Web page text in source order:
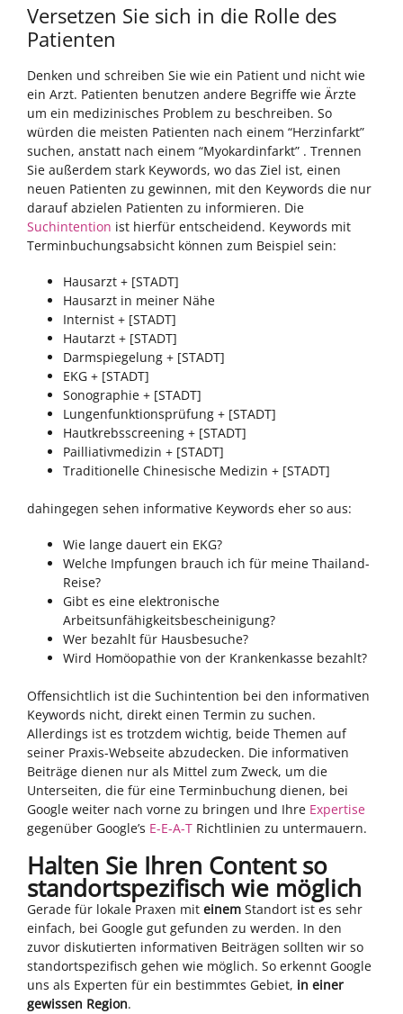
Versetzen Sie sich in die Rolle des
Patienten
Denken und schreiben Sie wie ein Patient und nicht wie
ein Arzt. Patienten benutzen andere Begriffe wie Ärzte
um ein medizinisches Problem zu beschreiben. So
würden die meisten Patienten nach einem “Herzinfarkt”
suchen, anstatt nach einem “Myokardinfarkt” . Trennen
Sie außerdem stark Keywords, wo das Ziel ist, einen
neuen Patienten zu gewinnen, mit den Keywords die nur
darauf abzielen Patienten zu informieren. Die
Suchintention ist hierfür entscheidend. Keywords mit
Terminbuchungsabsicht können zum Beispiel sein:
Hausarzt + [STADT]
Hausarzt in meiner Nähe
Internist + [STADT]
Hautarzt + [STADT]
Darmspiegelung + [STADT]
EKG + [STADT]
Sonographie + [STADT]
Lungenfunktionsprüfung + [STADT]
Hautkrebsscreening + [STADT]
Pailliativmedizin + [STADT]
Traditionelle Chinesische Medizin + [STADT]
dahingegen sehen informative Keywords eher so aus:
Wie lange dauert ein EKG?
Welche Impfungen brauch ich für meine Thailand-
Reise?
Gibt es eine elektronische
Arbeitsunfähigkeitsbescheinigung?
Wer bezahlt für Hausbesuche?
Wird Homöopathie von der Krankenkasse bezahlt?
Offensichtlich ist die Suchintention bei den informativen
Keywords nicht, direkt einen Termin zu suchen.
Allerdings ist es trotzdem wichtig, beide Themen auf
seiner Praxis-Webseite abzudecken. Die informativen
Beiträge dienen nur als Mittel zum Zweck, um die
Unterseiten, die für eine Terminbuchung dienen, bei
Google weiter nach vorne zu bringen und Ihre Expertise
gegenüber Google’s E-E-A-T Richtlinien zu untermauern.
Halten Sie Ihren Content so
standortspezifisch wie möglich
Gerade für lokale Praxen mit einem Standort ist es sehr
einfach, bei Google gut gefunden zu werden. In den
zuvor diskutierten informativen Beiträgen sollten wir so
standortspezifisch gehen wie möglich. So erkennt Google
uns als Experten für ein bestimmtes Gebiet, in einer
gewissen Region.